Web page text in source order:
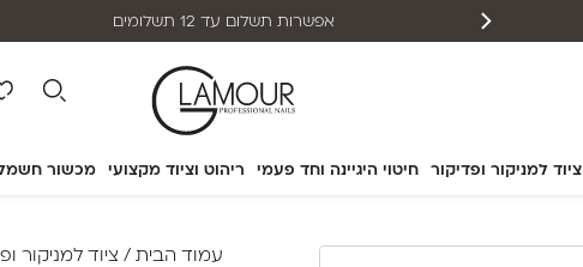
ציוד למניקור ופדיקור חיטוי היגיינה וחד פעמי ריהוט וציוד מקצועי מכשור
אפשרות תשלום עד 12 תשלומים
עמוד הבית / ציוד למניקור